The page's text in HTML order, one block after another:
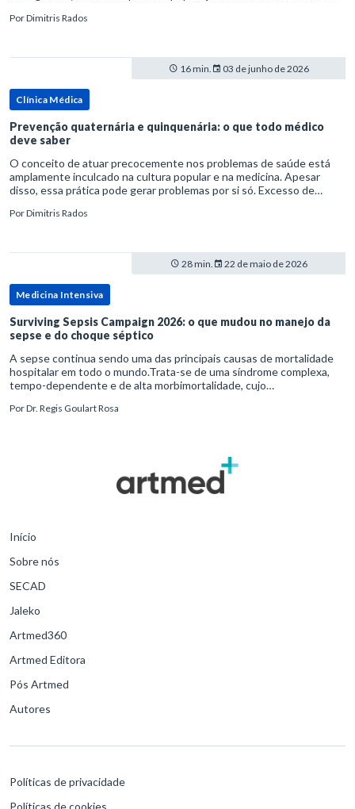
PorDimitris Rados
16 min. 03 de junho de 2026
Clínica Médica
Prevenção quaternária e quinquenária: o que todo médico
deve saber
O conceito de atuar precocemente nos problemas de saúde está
amplamente inculcado na cultura popular e na medicina. Apesar
disso, essa prática pode gerar problemas por si só. Excesso de
PorDimitris Rados
28 min. 22 de maio de 2026
Medicina Intensiva
Surviving Sepsis Campaign 2026: o que mudou no manejo da
sepse e do choque séptico
A sepse continua sendo uma das principais causas de mortalidade
hospitalar em todo o mundo.Trata-se de uma síndrome complexa,
tempo-dependente e de alta morbimortalidade, cujo
para o desfe
PorDr. Regis Goulart Rosa
Início
Sobre nós
SECAD
Jaleko
Artmed360
Artmed Editora
Pós Artmed
Autores
Políticas de privacidade
Políticas de cookies